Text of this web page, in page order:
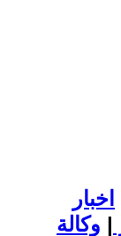
اخبار
| وكالة